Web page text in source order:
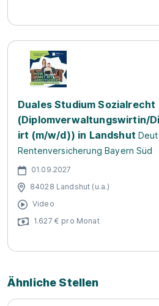
Duales Studium Sozialrecht
(Diplomverwaltungswirtin/
irt (m/w/d)) in Landshut
Rentenversicherung Bayern Süd
01.09.2027
84028 Landshut (u.a.)
Video
1.627 € pro Monat
Ähnliche Stellen